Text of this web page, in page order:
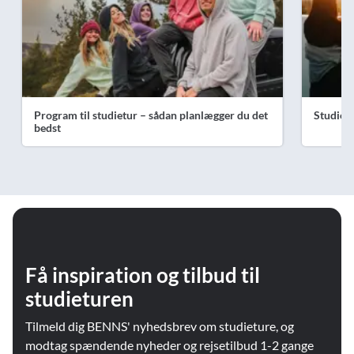
Program til studietur – sådan planlægger du det
bedst
Få inspiration og tilbud til
studieturen
Tilmeld dig BENNS' nyhedsbrev om studieture, og
modtag spændende nyheder og rejsetilbud 1-2 gange